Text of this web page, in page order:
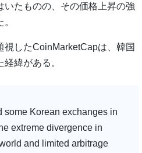
いたものの、その価格上昇の強
視したCoinMarketCapは、韓国
緯がある。
some Korean exchanges in
extreme divergence in
and limited arbitrage